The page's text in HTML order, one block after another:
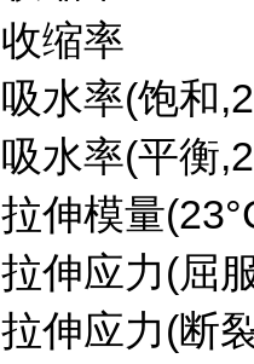
收缩率
吸水率(饱和
吸水率(平衡
拉伸模量
拉伸应力(屈
拉伸应力(断